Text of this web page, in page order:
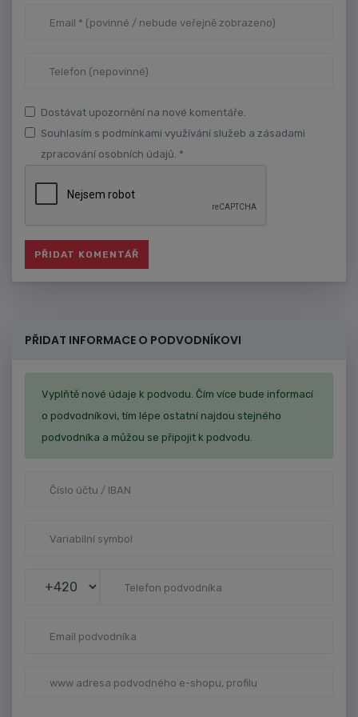
Dostávat upozornění na nové komentáře.
Souhlasím s podmínkami využívání služeb a zásadami
zpracování osobních údajů. *
PŘIDAT INFORMACE O PODVODNÍKOVI
Vyplňtě nové údaje k podvodu. Čím více bude informací
o podvodníkovi, tím lépe ostatní najdou stejného
podvodníka a můžou se připojit k podvodu.